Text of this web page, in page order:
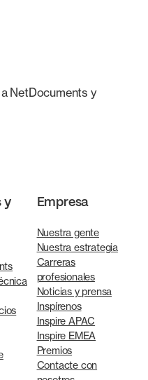
NetDocuments y
y
Empresa
Nuestra gente
Nuestra estrategia
Carreras
profesionales
Noticias y prensa
Inspírenos
Inspire APAC
Inspire EMEA
Premios
Contacte con